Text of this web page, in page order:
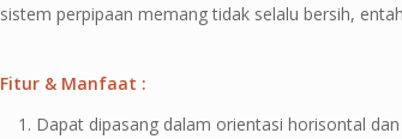
sistem perpipaan memang tidak selalu bersih,
Fitur & Manfaat :
Dapat dipasang dalam orientasi horisontal